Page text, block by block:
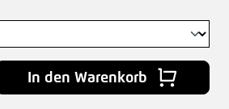
Gib den gewünschten
In den Warenkorb